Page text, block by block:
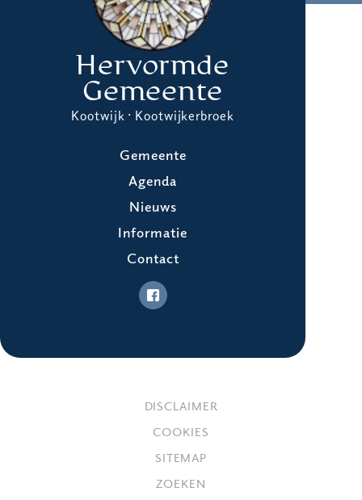
Hervormde
Gemeente
Kootwijk · Kootwijkerbroek
Gemeente
Agenda
Nieuws
Informatie
Contact
DISCLAIMER
COOKIES
SITEMAP
ZOEKEN